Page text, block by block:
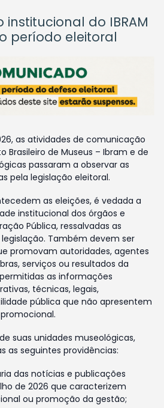
do IBRAM
período eleitoral
as atividades de comunicação
Brasileiro de Museus – Ibram e de
passaram a observar as
pela legislação eleitoral.
as eleições, é vedada a
institucional dos órgãos e
Pública, ressalvadas as
Também devem ser
promovam autoridades, agentes
serviços ou resultados da
as informações
técnicas, legais,
pública que não apresentem
suas unidades museológicas,
as seguintes providências:
das notícias e publicações
de 2026 que caracterizem
ou promoção da gestão;